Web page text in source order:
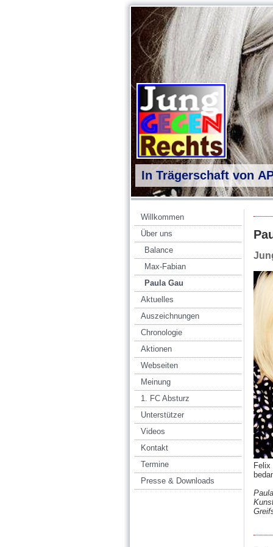
In Trägerschaft von
Willkommen
Über uns
Balance
Max-Fabian
Paula Gau
Aktuelles
Auszeichnungen
Chronologie
Aktionen
Webseiten
Meinung
1. FC Absturz
Unterstützer
Videos
Kontakt
Termine
Presse & Downloads